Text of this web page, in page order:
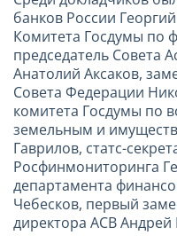
банков России
Комитета Госдумы по
председатель Совета
Анатолий Аксаков,
Совета Федерации
комитета Госдумы по
земельным и
Гаврилов, статс-
Росфинмониторинга
департамента
Чебесков, первый
директора АСВ